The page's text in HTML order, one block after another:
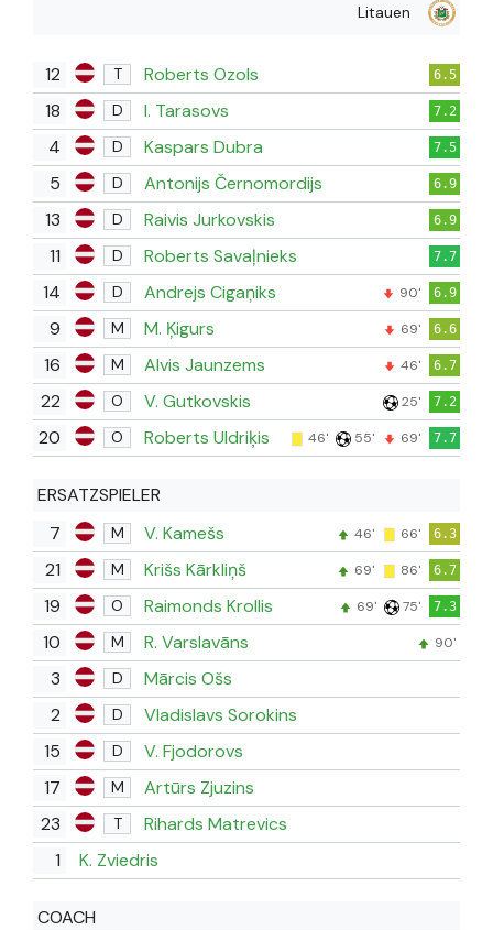
Litauen
12 T Roberts Ozols 6.5
18 D I. Tarasovs 7.2
4 D Kaspars Dubra 7.5
5 D Antonijs Černomordijs 6.9
13 D Raivis Jurkovskis 6.9
11 D Roberts Savaļnieks 7.7
14 D Andrejs Cigaņiks 90' 6.9
9 M M. Ķigurs 69' 6.6
16 M Alvis Jaunzems 46' 6.7
22 O V. Gutkovskis 25' 7.2
20 O Roberts Uldriķis 46' 55' 69' 7.7
ERSATZSPIELER
7
M V. Kamešs 46' 66' 6.3
21 M Krišs Kārkliņš 69' 86' 6.7
19 O Raimonds Krollis 69' 75' 7.3
10 M R. Varslavāns 90'
3 D
Mārcis Ošs
2
D
Vladislavs Sorokins
15
D
V. Fjodorovs
17
M
Artūrs Zjuzins
23
T
Rihards Matrevics
1
K. Zviedris
COACH